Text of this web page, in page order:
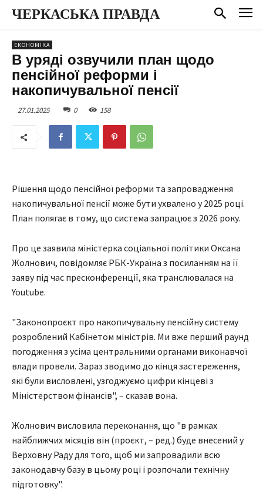
ЧЕРКАСЬКА ПРАВДА
ЕКОНОМІКА
В уряді озвучили план щодо
пенсійної реформи і
накопичувальної пенсії
27.01.2025 0 158
Рішення щодо пенсійної реформи та запровадження
накопичувальної пенсії може бути ухвалено у 2025 році.
План полягає в тому, що система запрацює з 2026 року.
Про це заявила міністерка соціальної політики Оксана
Жолнович, повідомляє РБК-Україна з посиланням на її
заяву під час пресконференції, яка транслювалася на
Youtube.
"Законопроєкт про накопичувальну пенсійну систему
розроблений Кабінетом міністрів. Ми вже перший раунд
погодження з усіма центральними органами виконавчої
влади провели. Зараз зводимо до кінця застереження,
які були висловлені, узгоджуємо цифри кінцеві з
Міністерством фінансів", – сказав вона.
Жолнович висловила переконання, що "в рамках
найближчих місяців він (проєкт, – ред.) буде внесений у
Верховну Раду для того, щоб ми запровадили всю
законодавчу базу в цьому році і розпочали технічну
підготовку".